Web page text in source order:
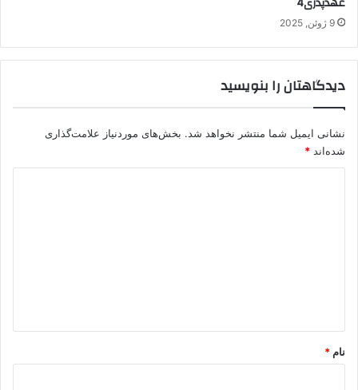
9 ژوئن, 2025
دیدگاهتان را بنویسید
نشانی ایمیل شما منتشر نخواهد شد. بخش‌های موردنیاز علامت‌گذاری
شده‌اند *
نام *